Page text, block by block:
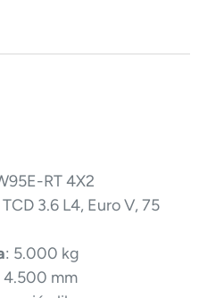
RT 4X2
3.6 L4, Euro V, 75
: 5.000 kg
4.500 mm